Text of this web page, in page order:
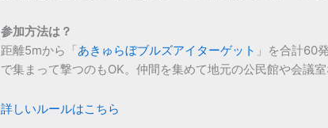
参加方法は？
距離5mから「あきゅらぼブルズアイターゲット 」を合計60
で集まって撃つのもOK。仲間を集めて地元の公民館や会議
詳しいルールはこちら